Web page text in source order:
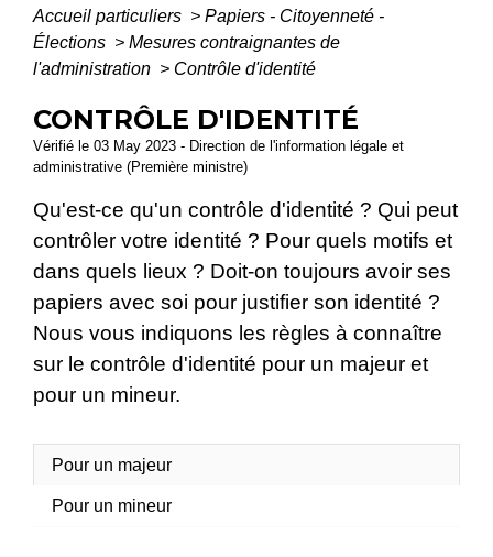
Accueil particuliers > Papiers - Citoyenneté -
Élections > Mesures contraignantes de
l'administration > Contrôle d'identité
CONTRÔLE D'IDENTITÉ
Vérifié le 03 May 2023 - Direction de l'information légale et
administrative (Première ministre)
Qu'est-ce qu'un contrôle d'identité ? Qui peut
contrôler votre identité ? Pour quels motifs et
dans quels lieux ? Doit-on toujours avoir ses
papiers avec soi pour justifier son identité ?
Nous vous indiquons les règles à connaître
sur le contrôle d'identité pour un majeur et
pour un mineur.
Pour un majeur
Pour un mineur